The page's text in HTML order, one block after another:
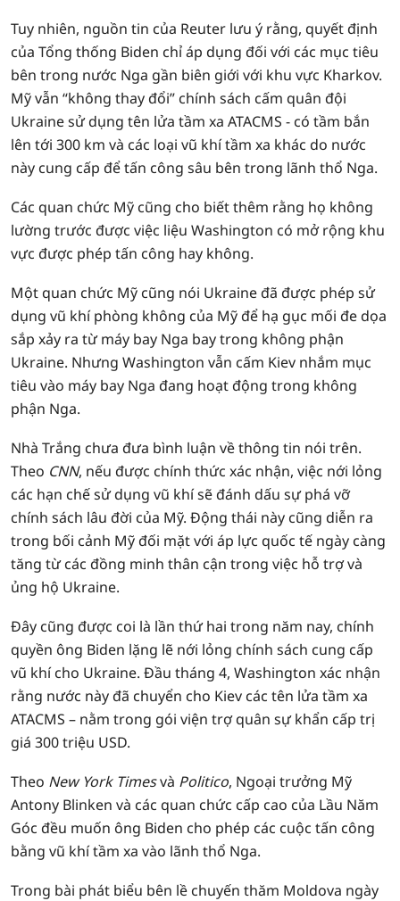
Tuy nhiên, nguồn tin của Reuter lưu ý rằng, quyết định
của Tổng thống Biden chỉ áp dụng đối với các mục tiêu
bên trong nước Nga gần biên giới với khu vực Kharkov.
Mỹ vẫn “không thay đổi” chính sách cấm quân đội
Ukraine sử dụng tên lửa tầm xa ATACMS - có tầm bắn
lên tới 300 km và các loại vũ khí tầm xa khác do nước
này cung cấp để tấn công sâu bên trong lãnh thổ Nga.
Các quan chức Mỹ cũng cho biết thêm rằng họ không
lường trước được việc liệu Washington có mở rộng khu
vực được phép tấn công hay không.
Một quan chức Mỹ cũng nói Ukraine đã được phép sử
dụng vũ khí phòng không của Mỹ để hạ gục mối đe dọa
sắp xảy ra từ máy bay Nga bay trong không phận
Ukraine. Nhưng Washington vẫn cấm Kiev nhắm mục
tiêu vào máy bay Nga đang hoạt động trong không
phận Nga.
Nhà Trắng chưa đưa bình luận về thông tin nói trên.
Theo CNN, nếu được chính thức xác nhận, việc nới lỏng
các hạn chế sử dụng vũ khí sẽ đánh dấu sự phá vỡ
chính sách lâu đời của Mỹ. Động thái này cũng diễn ra
trong bối cảnh Mỹ đối mặt với áp lực quốc tế ngày càng
tăng từ các đồng minh thân cận trong việc hỗ trợ và
ủng hộ Ukraine.
Đây cũng được coi là lần thứ hai trong năm nay, chính
quyền ông Biden lặng lẽ nới lỏng chính sách cung cấp
vũ khí cho Ukraine. Đầu tháng 4, Washington xác nhận
rằng nước này đã chuyển cho Kiev các tên lửa tầm xa
ATACMS – nằm trong gói viện trợ quân sự khẩn cấp trị
giá 300 triệu USD.
Theo New York Timesvà Politico, Ngoại trưởng Mỹ
Antony Blinken và các quan chức cấp cao của Lầu Năm
Góc đều muốn ông Biden cho phép các cuộc tấn công
bằng vũ khí tầm xa vào lãnh thổ Nga.
Trong bài phát biểu bên lề chuyến thăm Moldova ngày